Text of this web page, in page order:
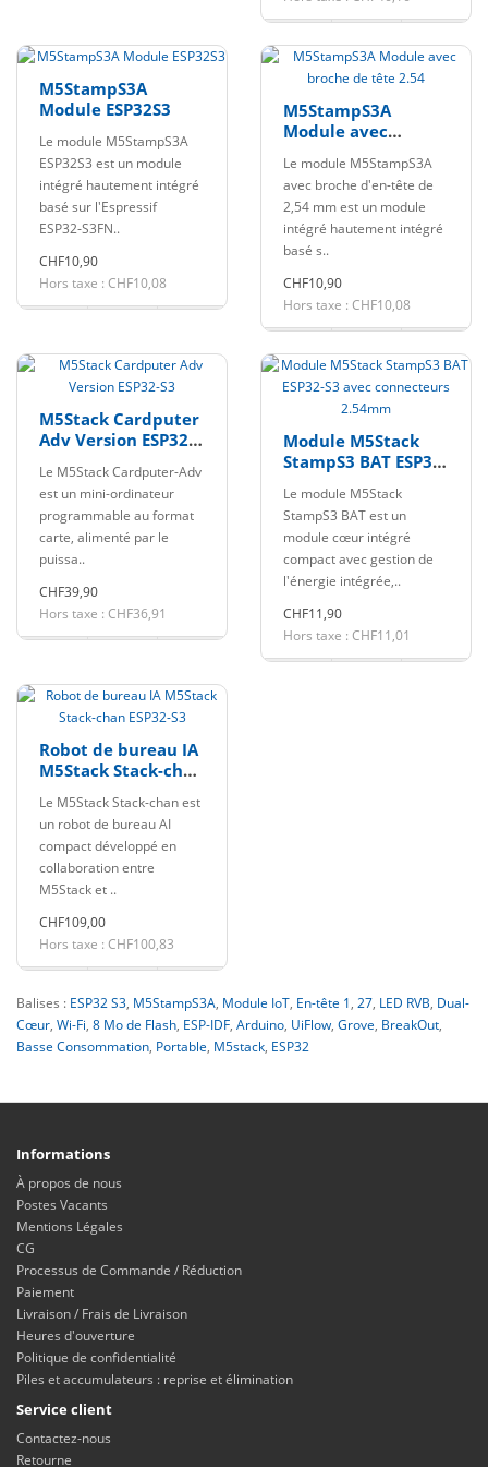
M5StampS3A
Module ESP32S3
Le module M5StampS3A
ESP32S3 est un module
intégré hautement intégré
basé sur l'Espressif
ESP32‑S3FN..
CHF10,90
Hors taxe : CHF10,08
M5StampS3A
Module avec
Le module M5StampS3A
avec broche d'en-tête de
2,54 mm est un module
intégré hautement intégré
basé s..
CHF10,90
Hors taxe : CHF10,08
M5Stack Cardputer
Adv Version ESP32-
Le M5Stack Cardputer-Adv
est un mini-ordinateur
programmable au format
carte, alimenté par le
puissa..
CHF39,90
Hors taxe : CHF36,91
Module M5Stack
StampS3 BAT ESP32-
connecteurs
2.54mm
Le module M5Stack
StampS3 BAT est un
module cœur intégré
compact avec gestion de
l'énergie intégrée,..
CHF11,90
Hors taxe : CHF11,01
Robot de bureau IA
M5Stack Stack-chan
Le M5Stack Stack-chan est
un robot de bureau AI
compact développé en
collaboration entre
M5Stack et ..
CHF109,00
Hors taxe : CHF100,83
Balises : ESP32 S3, M5StampS3A, Module IoT, En-tête 1, 27, LED RVB, Dual-
Cœur, Wi-Fi, 8 Mo de Flash, ESP-IDF, Arduino, UiFlow, Grove, BreakOut,
Basse Consommation, Portable, M5stack, ESP32
Informations
À propos de nous
Postes Vacants
Mentions Légales
CG
Processus de Commande / Réduction
Paiement
Livraison / Frais de Livraison
Heures d'ouverture
Politique de confidentialité
Piles et accumulateurs : reprise et élimination
Service client
Contactez-nous
Retourne